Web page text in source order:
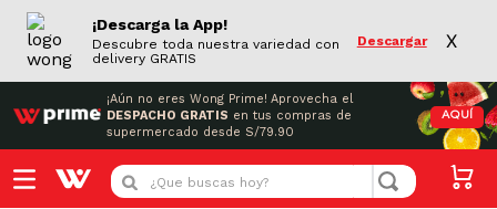
¡Descarga la App!
Descubre toda nuestra variedad con
delivery GRATIS
Descargar X
¡Aún no eres Wong Prime! Aprovecha el
DESPACHO GRATIS en tus compras de
supermercado desde S/79.90
AQUÍ
¿Que buscas hoy?